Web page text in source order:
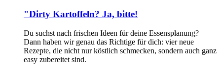
"Dirty Kartoffeln? Ja, bitte!
Du suchst nach frischen Ideen für deine Essensplanung?
Dann haben wir genau das Richtige für dich: vier neue
Rezepte, die nicht nur köstlich schmecken, sondern auch ganz
easy zubereitet sind.